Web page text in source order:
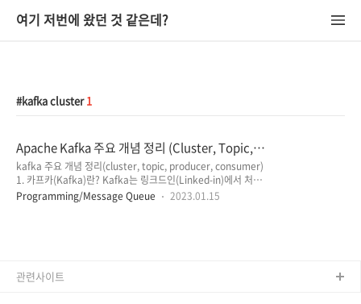
여기 저번에 왔던 것 같은데?
kafka cluster 1
Apache Kafka 주요 개념 정리 (Cluster, Topic,
Producer, Consumer)
kafka 주요 개념 정리(cluster, topic, producer, consumer)
1. 카프카(Kafka)란? Kafka는 링크드인(Linked-in)에서 처음
개발되어 2011년 오픈소스화 된 솔루션인데요. 실시간으로 스
트리밍 데이터를 게시, 구독, 저장 및 처리할 수 있는 '분산형 데
고 보냈는지에 관계없이 단순하게 메시지 자체를 가져와서 처리
Programming/Message Queue 2023.01.15
관련사이트